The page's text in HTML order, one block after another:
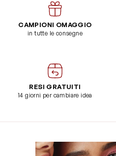
CAMPIONI OMAGGIO
in tutte le consegne
RESI GRATUITI
14 giorni per cambiare idea